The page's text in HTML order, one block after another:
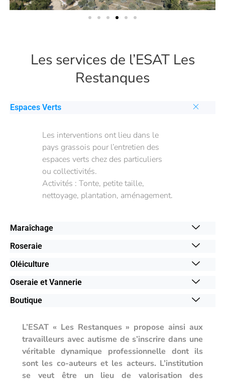
Les services de l’ESAT Les
Restanques
Espaces Verts
Les interventions ont lieu dans le
pays grassois pour l’entretien des
espaces verts chez des particuliers
ou collectivités.
Activités : Tonte, petite taille,
nettoyage, plantation, aménagement.
Maraîchage
Roseraie
Oléiculture
Oseraie et Vannerie
Boutique
L’ESAT « Les Restanques » propose ainsi aux
travailleurs avec autisme de s’inscrire dans une
véritable dynamique professionnelle dont ils
sont les co-auteurs et les acteurs. L’institution
se veut être un lieu de valorisation des